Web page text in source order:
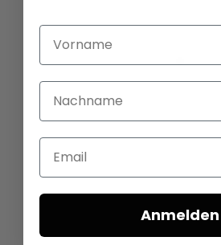
Vorname
Nachname
Email
Anmelden